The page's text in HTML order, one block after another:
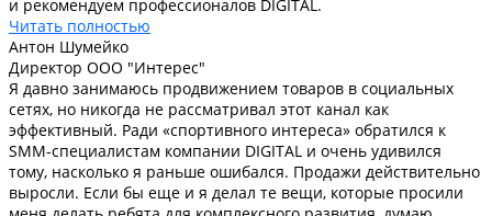
и рекомендуем профессионалов DIGITAL.
Читать полностью
Антон Шумейко
Директор ООО "Интерес"
Я давно занимаюсь продвижением товаров в социальных
сетях, но никогда не рассматривал этот канал как
эффективный. Ради «спортивного интереса» обратился к
SMM-специалистам компании DIGITAL и очень удивился
тому, насколько я раньше ошибался. Продажи действительно
выросли. Если бы еще и я делал те вещи, которые просили